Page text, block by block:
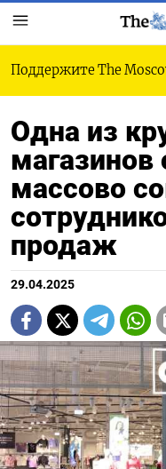
Поддержите The
Одна из
массово
продаж
29.04.2025